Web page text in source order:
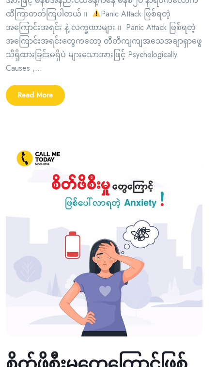
ထိကြာတတ်ကြပါတယ် ။
Panic Attack ဖြစ်ရတဲ့
အကြောင်းအရင်း နဲ့ လက္ခဏာများ ။ Panic Attack ဖြစ်ရတဲ့
အကြောင်းအရင်းတွေကတော့ တိတိကျကျအသေအချာရှာဖွေ
သိရှိထားခြင်းမရှိပဲ များသောအားဖြင့် Psychologically
Causes ,...
Read More